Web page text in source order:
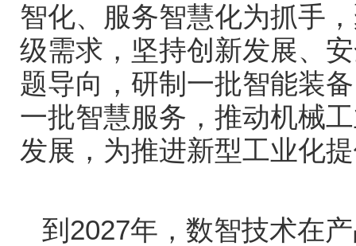
智化、服务智慧化为抓手
级需求，坚持创新发展、
题导向，研制一批智能装
一批智慧服务，推动机械
发展，为推进新型工业化
到 2027年，数智技术在